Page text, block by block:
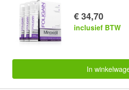
€ 34,70
inclusief BTW
In